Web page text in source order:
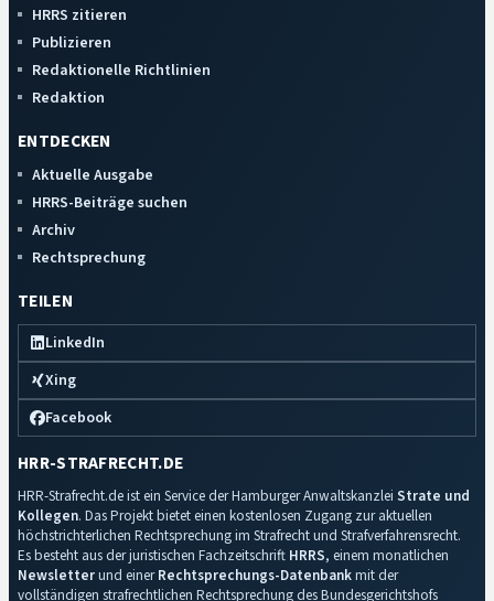
HRRS zitieren
Publizieren
Redaktionelle Richtlinien
Redaktion
ENTDECKEN
Aktuelle Ausgabe
HRRS-Beiträge suchen
Archiv
Rechtsprechung
TEILEN
LinkedIn
Xing
Facebook
HRR-STRAFRECHT.DE
HRR-Strafrecht.de ist ein Service der Hamburger Anwaltskanzlei Strate und
Kollegen. Das Projekt bietet einen kostenlosen Zugang zur aktuellen
höchstrichterlichen Rechtsprechung im Strafrecht und Strafverfahrensrecht.
Es besteht aus der juristischen Fachzeitschrift HRRS, einem monatlichen
Newsletterund einerRechtsprechungs-Datenbankmit der
vollständigen strafrechtlichen Rechtsprechung des Bundesgerichtshofs